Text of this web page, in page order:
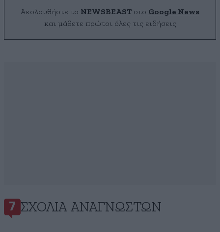
Ακολουθήστε το NEWSBEAST στο Google News
και μάθετε πρώτοι όλες τις ειδήσεις
7 ΣΧΌΛΙΑ ΑΝΑΓΝΩΣΤΏΝ